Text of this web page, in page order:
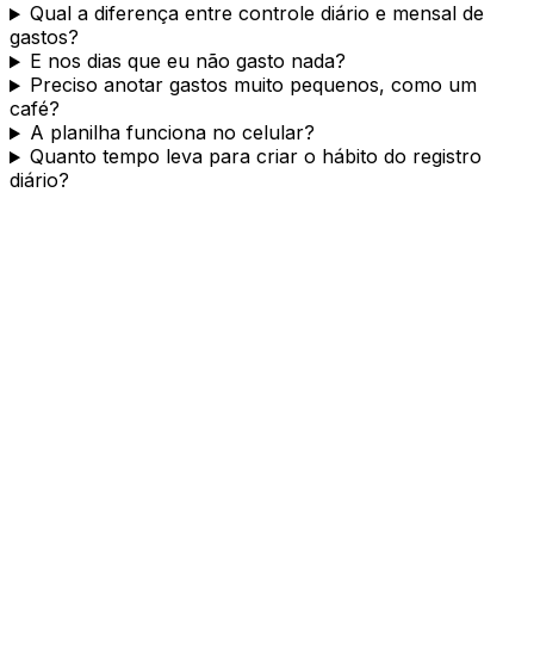
Qual a diferença entre controle diário e mensal de
gastos?
E nos dias que eu não gasto nada?
Preciso anotar gastos muito pequenos, como um
café?
A planilha funciona no celular?
Quanto tempo leva para criar o hábito do registro
diário?